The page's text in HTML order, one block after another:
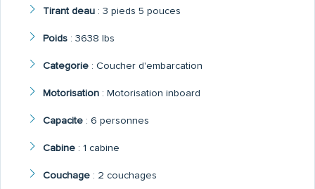
Tirant deau: 3 pieds 5 pouces
Poids: 3638 lbs
Categorie: Coucher d'embarcation
Motorisation: Motorisation inboard
Capacite: 6 personnes
Cabine: 1 cabine
Couchage: 2 couchages